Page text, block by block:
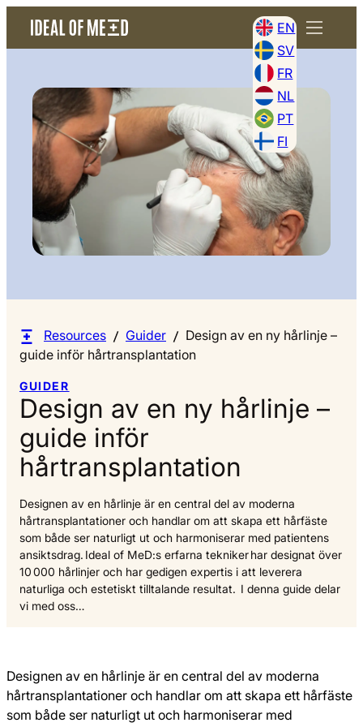
EN
SV
FR
NL
PT
FI
Resources Guider
Design av en ny hårlinje –
guide inför hårtransplantation
GUIDER
Design av en ny hårlinje –
guide inför
hårtransplantation
Designen av en hårlinje är en central del av moderna
hårtransplantationer och handlar om att skapa ett hårfäste
som både ser naturligt ut och harmoniserar med patientens
ansiktsdrag. Ideal of MeD:s erfarna tekniker har designat över
10 000 hårlinjer och har gedigen expertis i att leverera
naturliga och estetiskt tilltalande resultat. I denna guide delar
vi med oss…
Designen av en hårlinje är en central del av moderna
hårtransplantationer och handlar om att skapa ett hårfäste
som både ser naturligt ut och harmoniserar med